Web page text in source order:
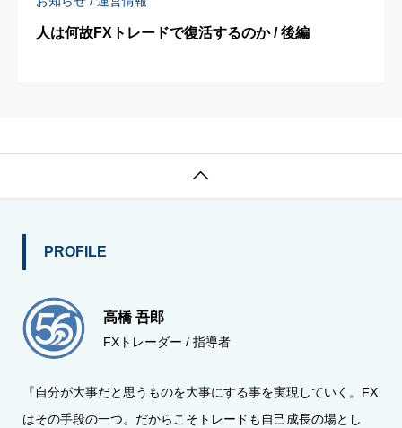
人は何故FXトレードで復活するのか / 後編

PROFILE
高橋 吾郎
FXトレーダー / 指導者
『自分が大事だと思うものを大事にする事を実現していく。FX
はその手段の一つ。だからこそトレードも自己成長の場とし